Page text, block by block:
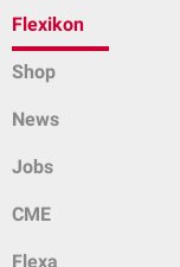
Flexikon
Shop
News
Jobs
CME
Flexa